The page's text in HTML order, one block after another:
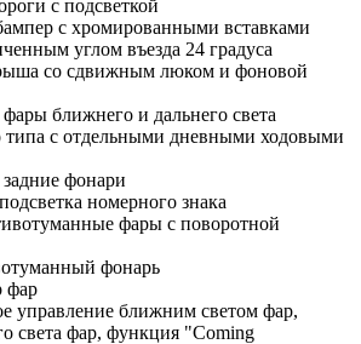
с подсветкой
с хромированными вставками
углом въезда 24 градуса
со сдвижным люком и фоновой
ближнего и дальнего света
типа с отдельными дневными ходовыми
фонари
номерного знака
фары с поворотной
фонарь
фар
управление ближним светом фар,
света фар, функция "Coming